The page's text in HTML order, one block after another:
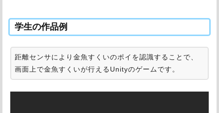
学生の作品例
距離センサにより金魚すくいのポイを認識することで、
画面上で金魚すくいが行えるUnityのゲームです。